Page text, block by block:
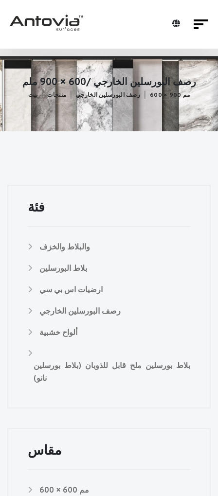
رصف البورسلين الخارجي /600 × 900 ملم
بيت منتجات رصف البورسلين الخارجي 600 × 900 مم
فئة
والبلاط والخزف
بلاط البورسلين
ارضيات اس بي سي
رصف البورسلين الخارجي
ألواح خشبية
بلاط بورسلين ملح قابل للذوبان (بلاط بورسلين
نانو)
مقاس
600 × 600 مم